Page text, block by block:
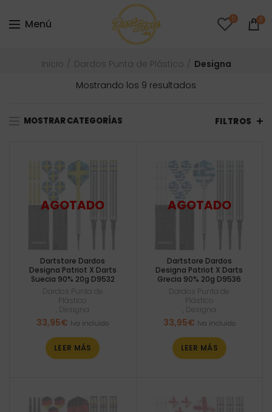
Menú 0 0
Inicio Dardos Punta de Plástico
Designa
Mostrando los 9 resultados
MOSTRAR CATEGORÍAS FILTROS
Dartstore Dardos
Designa Patriot X Darts
Suecia 90% 20g D9532
Dardos Punta de
Plástico
Designa
33,95€ Iva incluido
LEER MÁS
Dartstore Dardos
Designa Patriot X Darts
Grecia 90% 20g D9536
Dardos Punta de
Plástico
Designa
33,95€ Iva incluido
LEER MÁS